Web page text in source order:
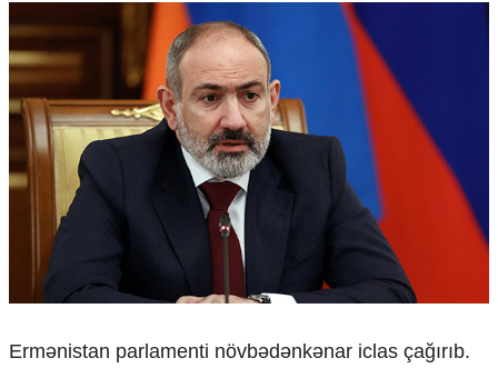
Avropa
Amerika
Asiya
Afrika
Çarpaz baxış
Təhlil
Siyasi
Geosiyasi
İqtisadi
Sosioloji
Multimedia
Ermənistan parlamenti növbədənkənar iclas çağırıb.